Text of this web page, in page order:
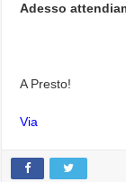
Adesso
A Presto!
Via